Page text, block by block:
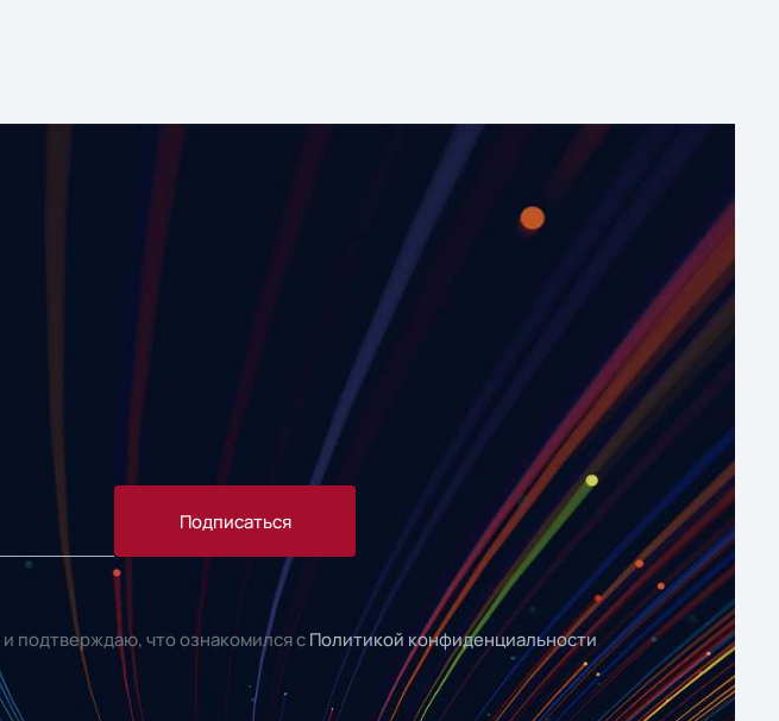
Подписаться
и подтверждаю, что ознакомился с Политикой конфиденциальности